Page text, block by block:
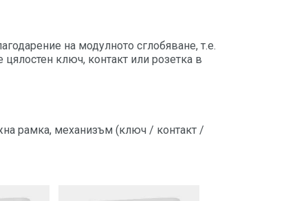
на модулното сглобяване, т.е.
ключ, контакт или розетка в
рамка, механизъм (ключ / контакт /